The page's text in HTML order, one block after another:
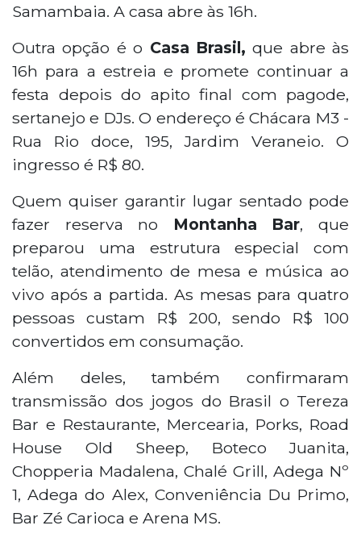
Samambaia. A casa abre às 16h.
Outra opção é o Casa Brasil, que abre às
16h para a estreia e promete continuar a
festa depois do apito final com pagode,
sertanejo e DJs. O endereço é Chácara M3 -
Rua Rio doce, 195, Jardim Veraneio. O
ingresso é R$ 80.
Quem quiser garantir lugar sentado pode
fazer reserva no Montanha Bar, que
preparou uma estrutura especial com
telão, atendimento de mesa e música ao
vivo após a partida. As mesas para quatro
pessoas custam R$ 200, sendo R$ 100
convertidos em consumação.
Além deles, também confirmaram
transmissão dos jogos do Brasil o Tereza
Bar e Restaurante, Mercearia, Porks, Road
House Old Sheep, Boteco Juanita,
Chopperia Madalena, Chalé Grill, Adega Nº
1, Adega do Alex, Conveniência Du Primo,
Bar Zé Carioca e Arena MS.